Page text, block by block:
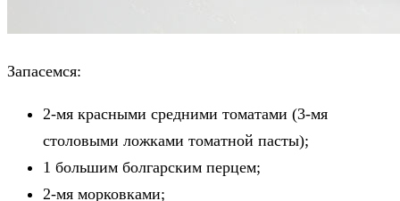
Запасемся:
2-мя красными средними томатами (3-мя
столовыми ложками томатной пасты);
1 большим болгарским перцем;
2-мя морковками;